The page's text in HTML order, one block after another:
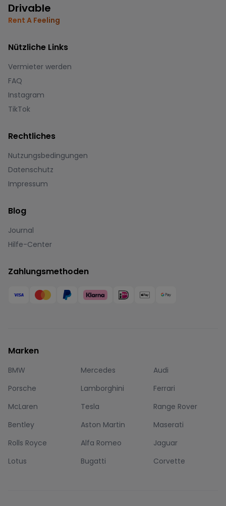
Drivable
Rent A Feeling
Nützliche Links
Vermieter werden
FAQ
Instagram
TikTok
Rechtliches
Nutzungsbedingungen
Datenschutz
Impressum
Blog
Journal
Hilfe-Center
Zahlungsmethoden
Marken
BMW Mercedes
Audi
Porsche
Lamborghini
Ferrari
McLaren
Tesla
Range Rover
Bentley
Aston Martin
Maserati
Rolls Royce
Alfa Romeo
Jaguar
Lotus
Bugatti Corvette